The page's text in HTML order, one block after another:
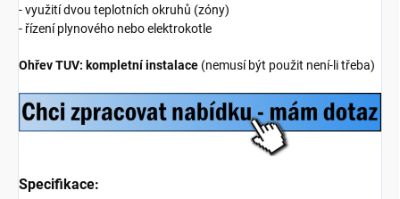
- využití dvou teplotních okruhů (zóny)
- řízení plynového nebo elektrokotle
Ohřev TUV: kompletní instalace (nemusí být použit není-li třeba)
Specifikace: